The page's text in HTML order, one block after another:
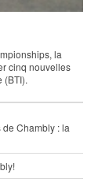
la
cinq nouvelles
(BTI).
Chambly : la